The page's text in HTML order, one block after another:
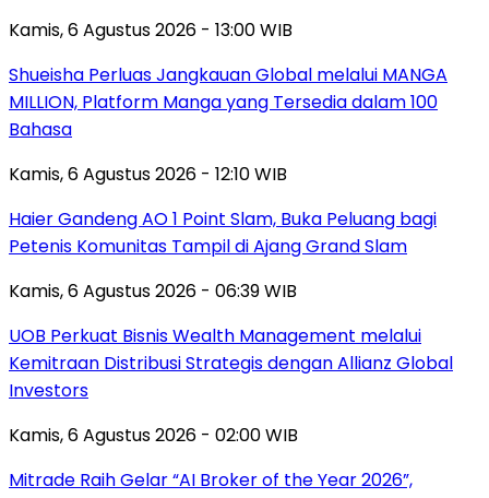
Kamis, 6 Agustus 2026 - 13:00 WIB
Shueisha Perluas Jangkauan Global melalui MANGA
MILLION, Platform Manga yang Tersedia dalam 100
Bahasa
Kamis, 6 Agustus 2026 - 12:10 WIB
Haier Gandeng AO 1 Point Slam, Buka Peluang bagi
Petenis Komunitas Tampil di Ajang Grand Slam
Kamis, 6 Agustus 2026 - 06:39 WIB
UOB Perkuat Bisnis Wealth Management melalui
Kemitraan Distribusi Strategis dengan Allianz Global
Investors
Kamis, 6 Agustus 2026 - 02:00 WIB
Mitrade Raih Gelar “AI Broker of the Year 2026”,